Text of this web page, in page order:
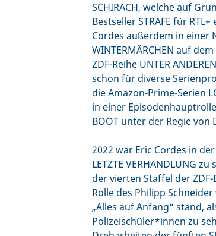
SCHIRACH, welche auf
Bestseller STRAFE für
Cordes außerdem in einer
WINTERMÄRCHEN auf
ZDF-Reihe UNTER
schon für diverse
die Amazon-Prime-Serien
in einer
BOOT unter der Regie von
2022 war Eric Cordes in der
LETZTE VERHANDLUNG
der vierten Staffel der ZDF-
Rolle des Philipp
„Alles auf Anfang“ stand,
Polizeischüler*innen zu